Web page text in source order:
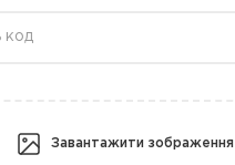
Завантажити зображення